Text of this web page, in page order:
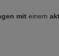
mit einem